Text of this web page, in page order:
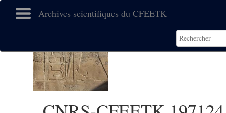
Archives scientifiques du CFEETK